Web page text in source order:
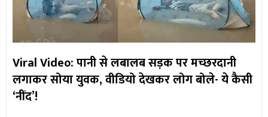
Viral Video: पानी से लबालब सड़क पर मच्छरदानी
लगाकर सोया युवक, वीडियो देखकर लोग बोले- ये कैसी
‘नींद’!